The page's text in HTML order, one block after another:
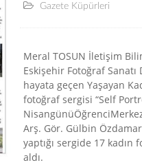
Gazete Küpürleri
Meral TOSUN İletişim
Eskişehir Fotoğraf
hayata geçen Yaşayan
fotoğraf sergisi “Self
Arş. Gör. Gülbin
yaptığı sergide 17 kadın
aldı.